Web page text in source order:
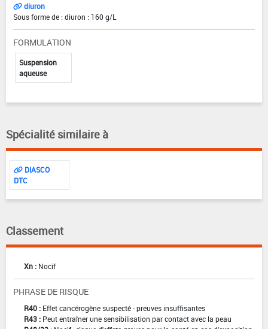
diuron
Sous forme de : diuron : 160 g/L
FORMULATION
Suspension
aqueuse
Spécialité similaire à
DIASCO
DTC
Classement
Xn : Nocif
PHRASE DE RISQUE
R40 : Effet cancérogène suspecté - preuves insuffisantes
R43 : Peut entraîner une sensibilisation par contact avec la peau